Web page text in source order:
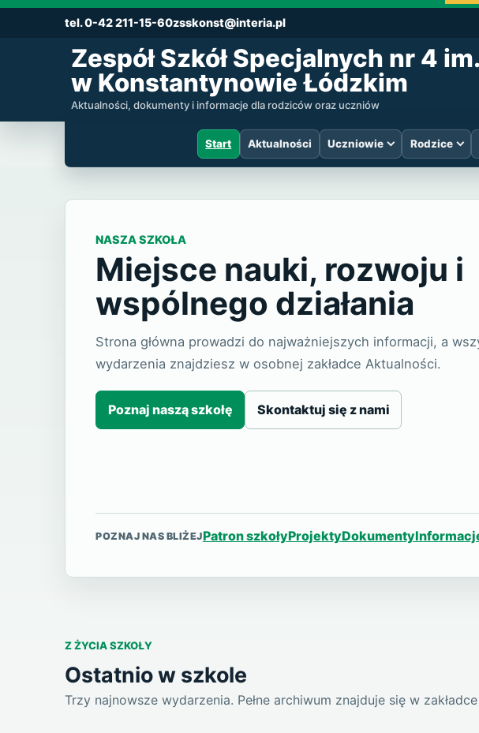
tel. 0-42 211-15-60zsskonst@interia.pl
Zespół Szkół Specjalnych nr 4
w Konstantynowie Łódzkim
Aktualności, dokumenty i informacje dla rodziców oraz uczniów
Start Aktualności Uczniowie Rodzice
Zespół Szkół
NASZA SZKOŁA
Miejsce nauki, rozwoju i
wspólnego działania
Strona główna prowadzi do najważniejszych informacji, a
wydarzenia znajdziesz w osobnej zakładce Aktualności.
Poznaj naszą szkołę Skontaktuj się z nami
POZNAJ NAS BLIŻEJPatron szkołyProjektyDokumenty
Z ŻYCIA SZKOŁY
Ostatnio w szkole
Trzy najnowsze wydarzenia. Pełne archiwum znajduje się w